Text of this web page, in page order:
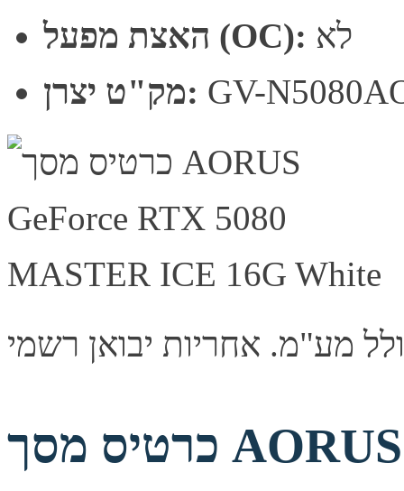
האצת מפעל (OC): לא
מק"ט יצרן: GV-
כרטיס מסך AORUS GeForce RTX 5090